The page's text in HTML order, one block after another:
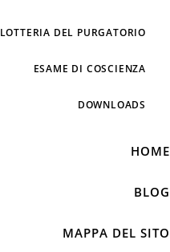
LOTTERIA DEL PURGATORIO
ESAME DI COSCIENZA
DOWNLOADS
HOME
BLOG
MAPPA DEL SITO